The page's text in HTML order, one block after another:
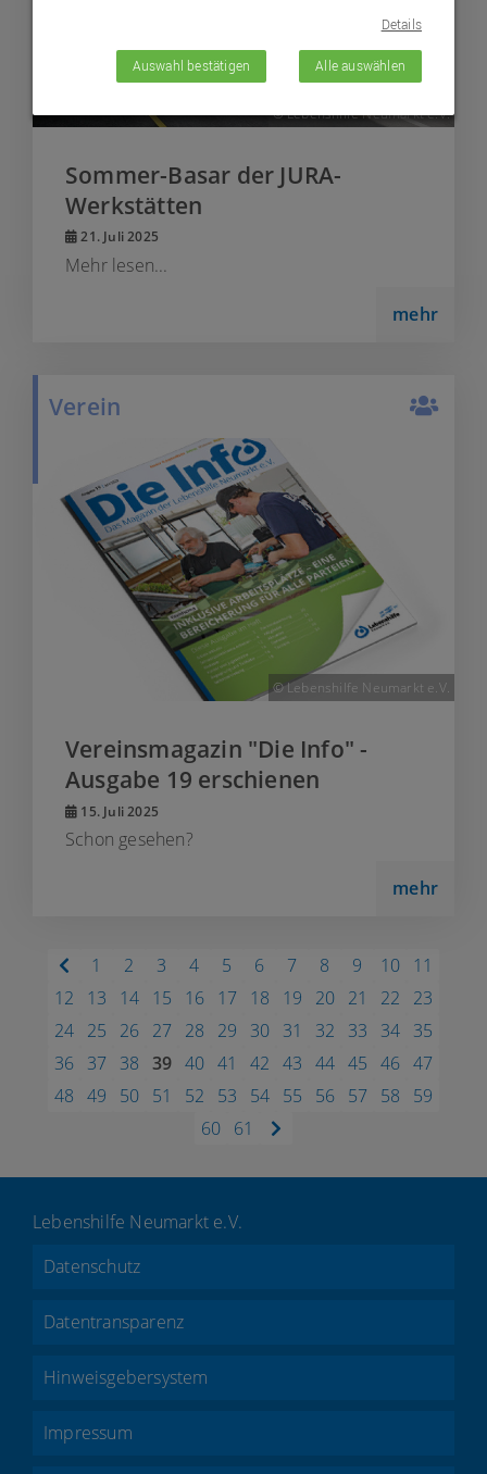
© Lebenshilfe Neumarkt e.V.
Sommer-Basar der JURA-
Werkstätten
21. Juli 2025
Mehr lesen...
mehr
Verein
© Lebenshilfe Neumarkt e.V.
Vereinsmagazin "Die Info" -
Ausgabe 19 erschienen
15. Juli 2025
Schon gesehen?
mehr
1 2 3 4 5 6 7 8 9 10 11
12
13 14 15 16 17 18 19 20 21 22
23
24 25 26 27 28 29 30 31 32 33 34 35
36 37 38 39 40 41 42 43 44 45 46 47
48 49 50 51 52 53 54 55 56 57 58
59
60 61
Lebenshilfe Neumarkt e.V.
Datenschutz
Datentransparenz
Hinweisgebersystem
Impressum
Auswahl bestätigen Alle auswählen
Details